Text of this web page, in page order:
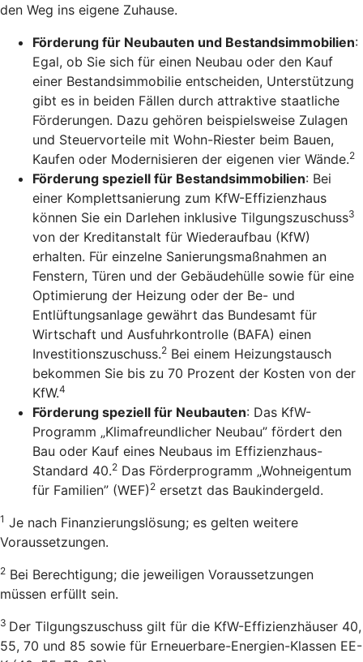
den Weg ins eigene Zuhause.
Förderung für Neubauten und Bestandsimmobilien:
Egal, ob Sie sich für einen Neubau oder den Kauf
einer Bestandsimmobilie entscheiden, Unterstützung
gibt es in beiden Fällen durch attraktive staatliche
Förderungen. Dazu gehören beispielsweise Zulagen
und Steuervorteile mit Wohn-Riester beim Bauen,
Kaufen oder Modernisieren der eigenen vier Wände.2
Förderung speziell für Bestandsimmobilien: Bei
einer Komplettsanierung zum KfW-Effizienzhaus
können Sie ein Darlehen inklusive Tilgungszuschuss3
von der Kreditanstalt für Wiederaufbau (KfW)
erhalten. Für einzelne Sanierungsmaßnahmen an
Fenstern, Türen und der Gebäudehülle sowie für eine
Optimierung der Heizung oder der Be- und
Entlüftungsanlage gewährt das Bundesamt für
Wirtschaft und Ausfuhrkontrolle (BAFA) einen
Investitionszuschuss.2 Bei einem Heizungstausch
bekommen Sie bis zu 70 Prozent der Kosten von der
KfW.4
Förderung speziell für Neubauten: Das KfW-
Programm „Klimafreundlicher Neubau” fördert den
Bau oder Kauf eines Neubaus im Effizienzhaus-
Standard 40.2 Das Förderprogramm „Wohneigentum
für Familien” (WEF) 2 ersetzt das Baukindergeld.
1 Je nach Finanzierungslösung; es gelten weitere
Voraussetzungen.
2 Bei Berechtigung; die jeweiligen Voraussetzungen
müssen erfüllt sein.
3 Der Tilgungszuschuss gilt für die KfW-Effizienzhäuser 40,
55, 70 und 85 sowie für Erneuerbare-Energien-Klassen EE-